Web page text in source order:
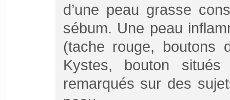
d’une peau grasse
sébum. Une peau
(tache rouge, boutons
Kystes, bouton
remarqués sur des